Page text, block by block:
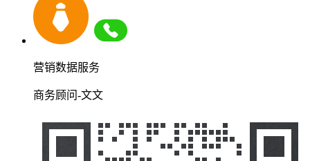
营销数据服务
商务顾问-文文